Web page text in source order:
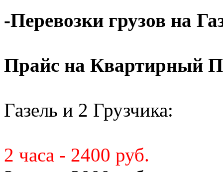
-Перевозки грузов на
Прайс на Квартирный
Газель и 2 Грузчика:
2 часа - 2400 руб.